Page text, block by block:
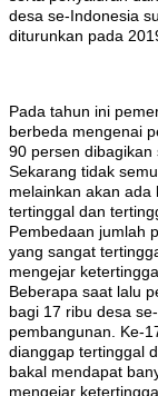
desa se-Indonesia
diturunkan pada
Pada tahun ini
berbeda mengenai
90 persen dibagikan
Sekarang tidak
melainkan akan ada
tertinggal dan
Pembedaan jumlah
yang sangat
mengejar
Beberapa saat lalu
bagi 17 ribu desa
pembangunan. Ke-
dianggap tertinggal
bakal mendapat
mengejar